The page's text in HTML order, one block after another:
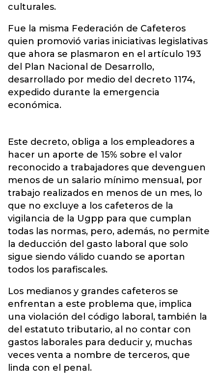
culturales.
Fue la misma Federación de Cafeteros
quien promovió varias iniciativas legislativas
que ahora se plasmaron en el artículo 193
del Plan Nacional de Desarrollo,
desarrollado por medio del decreto 1174,
expedido durante la emergencia
económica.
Este decreto, obliga a los empleadores a
hacer un aporte de 15% sobre el valor
reconocido a trabajadores que devenguen
menos de un salario mínimo mensual, por
trabajo realizados en menos de un mes, lo
que no excluye a los cafeteros de la
vigilancia de la Ugpp para que cumplan
todas las normas, pero, además, no permite
la deducción del gasto laboral que solo
sigue siendo válido cuando se aportan
todos los parafiscales.
Los medianos y grandes cafeteros se
enfrentan a este problema que, implica
una violación del código laboral, también la
del estatuto tributario, al no contar con
gastos laborales para deducir y, muchas
veces venta a nombre de terceros, que
linda con el penal.